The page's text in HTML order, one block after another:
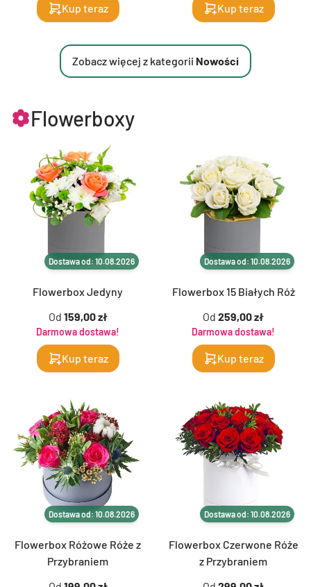
Kup teraz Kup teraz
Zobacz więcej z kategorii Nowości
Flowerboxy
Dostawa od: 10.08.2026
Flowerbox Jedyny
Od 159,00 zł
Darmowa dostawa!
Kup teraz
Dostawa od: 10.08.2026
Flowerbox 15 Białych Róż
Od 259,00 zł
Darmowa dostawa!
Kup teraz
Dostawa od: 10.08.2026
Flowerbox Różowe Róże z
Przybraniem
Dostawa od: 10.08.2026
Flowerbox Czerwone Róże
z Przybraniem